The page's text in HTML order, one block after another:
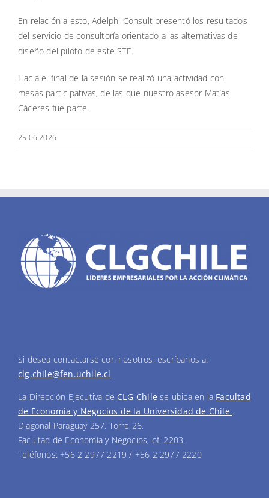
En relación a esto, Adelphi Consult presentó los resultados
del servicio de consultoría orientado a las alternativas de
diseño del piloto de este STE.
Hacia el final de la sesión se realizó una actividad con
mesas participativas, de las que nuestro asesor Matías
Cáceres fue parte.
25.06.2026
Si desea contactarse con nosotros, escríbanos a:
clg.chile@fen.uchile.cl
La Dirección Ejecutiva de CLG-Chile se ubica en la Facultad
de Economía y Negocios de la Universidad de Chile
Diagonal Paraguay 257, Torre 26,
Facultad de Economía y Negocios, of. 2203.
Teléfonos: +56 2 2977 2219 / +56 2 2977 2220